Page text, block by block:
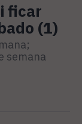
ficar
(1)
semana